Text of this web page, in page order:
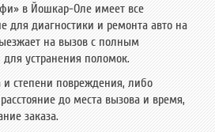
в Йошкар-Оле имеет все
для диагностики и ремонта авто на
на вызов с полным
устранения поломок.
и степени повреждения, либо
до места вызова и время,
заказа.